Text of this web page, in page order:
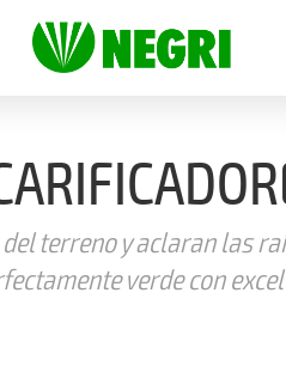
terreno y aclaran las
verde con